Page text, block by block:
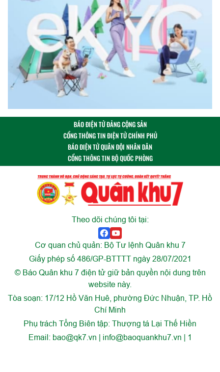
BÁO ĐIỆN TỬ ĐẢNG CỘNG SẢN
CỔNG THÔNG TIN ĐIỆN TỬ CHÍNH PHỦ
BÁO ĐIỆN TỬ QUÂN ĐỘI NHÂN DÂN
CỔNG THÔNG TIN BỘ QUỐC PHÒNG
Theo dõi chúng tôi tại:
Cơ quan chủ quản: Bộ Tư lệnh Quân khu 7
Giấy phép số 486/GP-BTTTT ngày 28/07/2021
© Báo Quân khu 7 điện tử giữ bản quyền nội dung trên
website này.
Tòa soạn: 17/12 Hồ Văn Huê, phường Đức Nhuận, TP. Hồ
Chí Minh
Phụ trách Tổng Biên tập: Thượng tá Lại Thế Hiền
Email: bao@qk7.vn | info@baoquankhu7.vn | 1